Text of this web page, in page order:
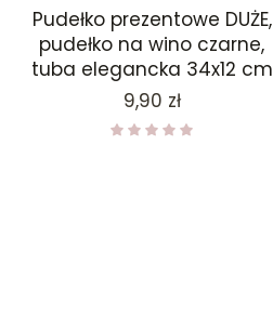
Pudełko prezentowe DUŻE,
pudełko na wino czarne,
tuba elegancka 34x12 cm
Cena
9,90 zł